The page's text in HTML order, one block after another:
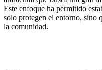
Este enfoque ha permitido
solo protegen el entorno, sino
la comunidad.